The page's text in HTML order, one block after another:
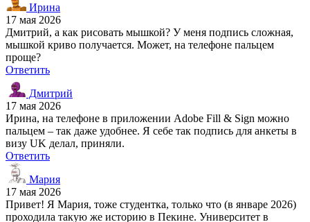
Ирина
17 мая 2026
Дмитрий, а как рисовать мышкой? У меня подпись сложная,
мышкой криво получается. Может, на телефоне пальцем
проще?
Ответить
Дмитрий
17 мая 2026
Ирина, на телефоне в приложении Adobe Fill & Sign можно
пальцем – так даже удобнее. Я себе так подпись для анкеты в
визу UK делал, приняли.
Ответить
Мария
17 мая 2026
Привет! Я Мария, тоже студентка, только что (в январе 2026)
проходила такую же историю в Пекине. Университет в